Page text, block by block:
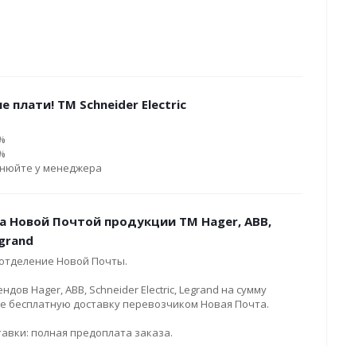
плати! ТМ Schneider Electric
у менеджера
Новой Почтой продукции ТМ Hager, ABB,
Новой Почты.
Hager, ABB, Schneider Electric, Legrand на сумму
бесплатную доставку перевозчиком Новая Почта.
полная предоплата заказа.